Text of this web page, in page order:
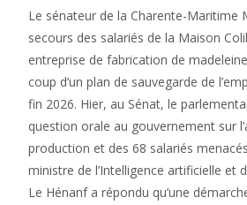
Le sénateur de la Charente-Maritime
secours des salariés de la Maison
entreprise de fabrication de
coup d’un plan de sauvegarde de
fin 2026. Hier, au Sénat, le
question orale au gouvernement sur
production et des 68 salariés
ministre de l’Intelligence artificielle et
Le Hénanf a répondu qu’une